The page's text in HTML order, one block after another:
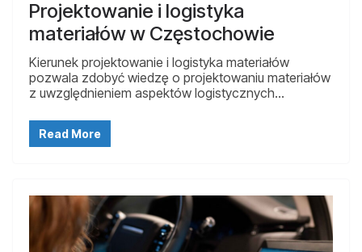
Projektowanie i logistyka
materiałów w Częstochowie
Kierunek projektowanie i logistyka materiałów
pozwala zdobyć wiedzę o projektowaniu materiałów
z uwzględnieniem aspektów logistycznych…
Read More